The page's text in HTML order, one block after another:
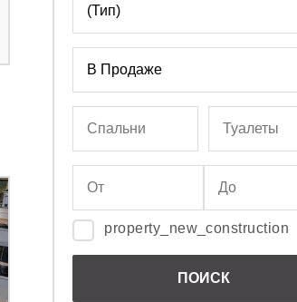
property_new_construction